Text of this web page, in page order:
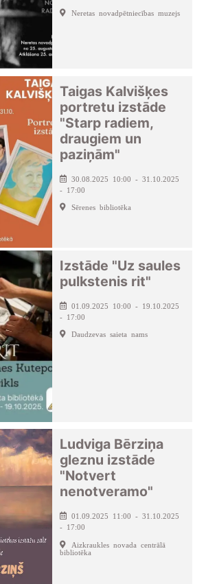
Neretas novadpētniecības muzejs
Taigas Kalvišķes
portretu izstāde
"Starp radiem,
draugiem un
paziņām"
30.08.2025 10:00 - 31.10.2025
- 17:00
Sērenes bibliotēka
Izstāde "Uz saules
pulkstenis rit"
01.09.2025 10:00 - 19.10.2025
- 17:00
Daudzevas saieta nams
Ludviga Bērziņa
gleznu izstāde
"Notvert
nenotveramo"
01.09.2025 11:00 - 31.10.2025
- 17:00
Aizkraukles novada centrālā
bibliotēka